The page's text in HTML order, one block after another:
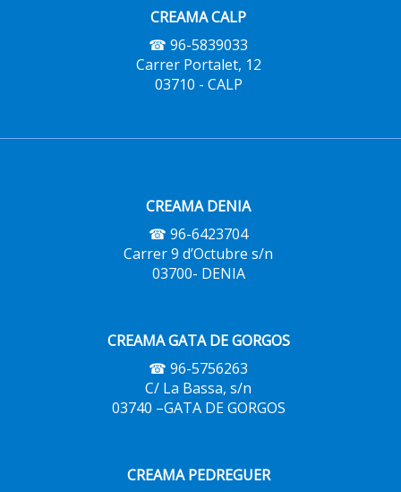
CREAMA CALP
☎ 96-5839033
Carrer Portalet, 12
03710 - CALP
CREAMA DENIA
☎ 96-6423704
Carrer 9 d’Octubre s/n
03700- DENIA
CREAMA GATA DE GORGOS
☎ 96-5756263
C/ La Bassa, s/n
03740 –GATA DE GORGOS
CREAMA PEDREGUER